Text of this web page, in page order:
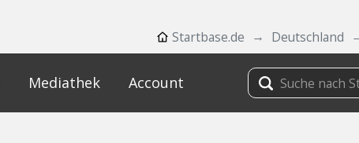
Startbase.de Deutschland
Mediathek Account